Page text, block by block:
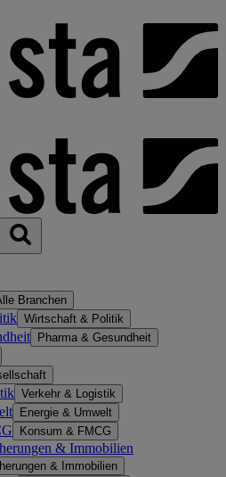
Branchen
Wirtschaft & Politik
Pharma & Gesundheit
Verkehr & Logistik
Energie & Umwelt
Konsum & FMCG
& Immobilien
& Immobilien